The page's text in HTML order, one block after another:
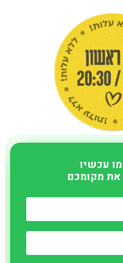
עכשיו
את מקומכם